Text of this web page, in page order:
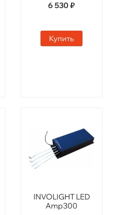
6 530 ₽
Купить
INVOLIGHT LED
Amp300